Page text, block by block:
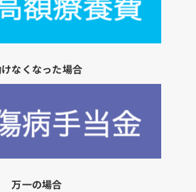
なくなった場合
万一の場合